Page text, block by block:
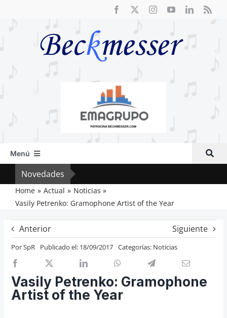
Menú
Inicio
Actual
Artículos
Crítica
Previos de ópera
Cosas de Beckmesser
Novedades
Home Actual
Noticias
Vasily Petrenko: Gramophone Artist of the Year
Anterior Siguiente
PorSpR Publicado el: 18/09/2017 Categorías: Noticias
Vasily Petrenko: Gramophone
Artist of the Year